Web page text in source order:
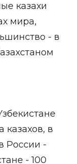
казахи
мира,
- в
в
России -
- 100